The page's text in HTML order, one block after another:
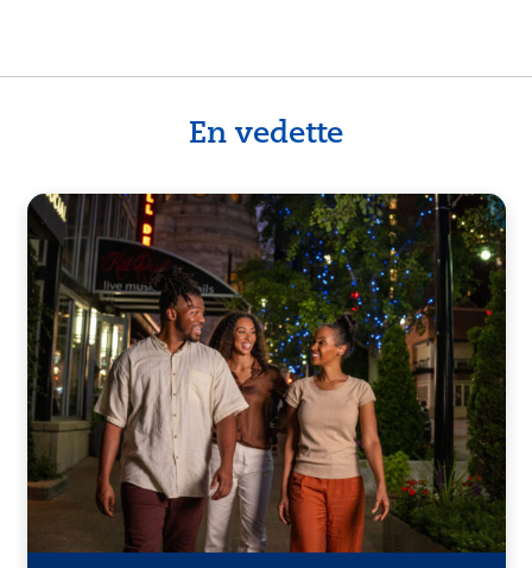
En vedette